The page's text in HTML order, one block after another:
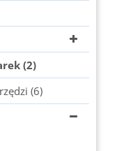
(2)
(6)